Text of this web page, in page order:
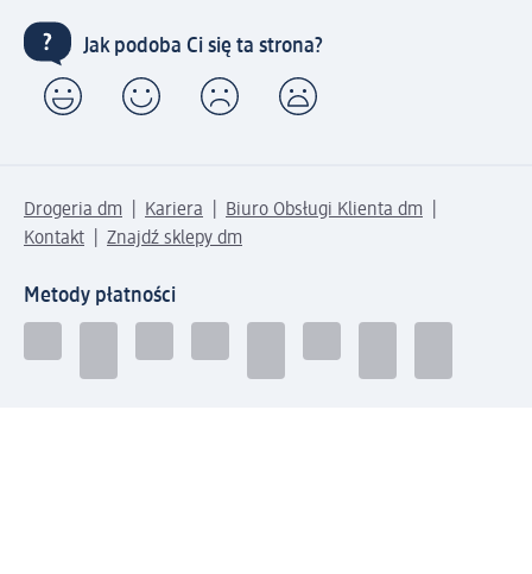
Jak podoba Ci się ta strona?
Drogeria dm Kariera
Biuro Obsługi Klienta dm
Kontakt
Znajdź sklepy dm
Metody płatności